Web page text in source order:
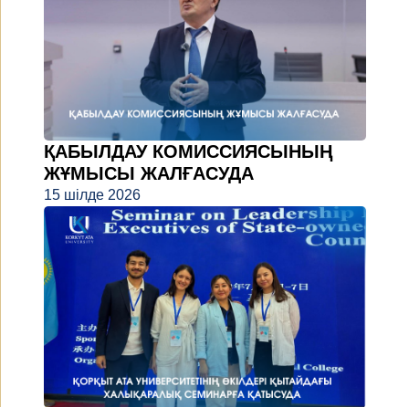
ҚАБЫЛДАУ КОМИССИЯСЫНЫҢ
ЖҰМЫСЫ ЖАЛҒАСУДА
15 шілде 2026